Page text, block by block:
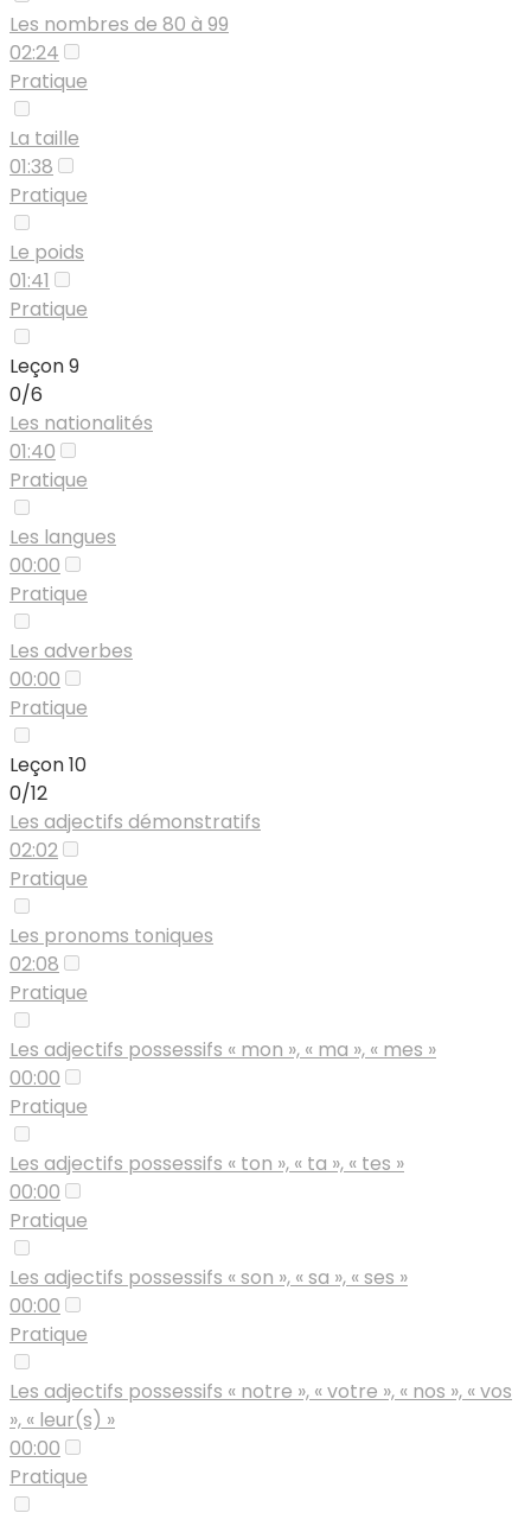
Les nombres de 80 à 99
02:24
Pratique
La taille
01:38
Pratique
Le poids
01:41
Pratique
Leçon 9
0/6
Les nationalités
01:40
Pratique
Les langues
00:00
Pratique
Les adverbes
00:00
Pratique
Leçon 10
0/12
Les adjectifs démonstratifs
02:02
Pratique
Les pronoms toniques
02:08
Pratique
Les adjectifs possessifs « mon », « ma », « mes »
00:00
Pratique
Les adjectifs possessifs « ton », « ta », « tes »
00:00
Pratique
Les adjectifs possessifs « son », « sa », « ses »
00:00
Pratique
Les adjectifs possessifs « notre », « votre », « nos », « vos
», « leur(s) »
00:00
Pratique